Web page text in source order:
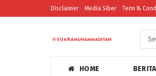
Disclaimer Media Siber Term &
HOME BERITA